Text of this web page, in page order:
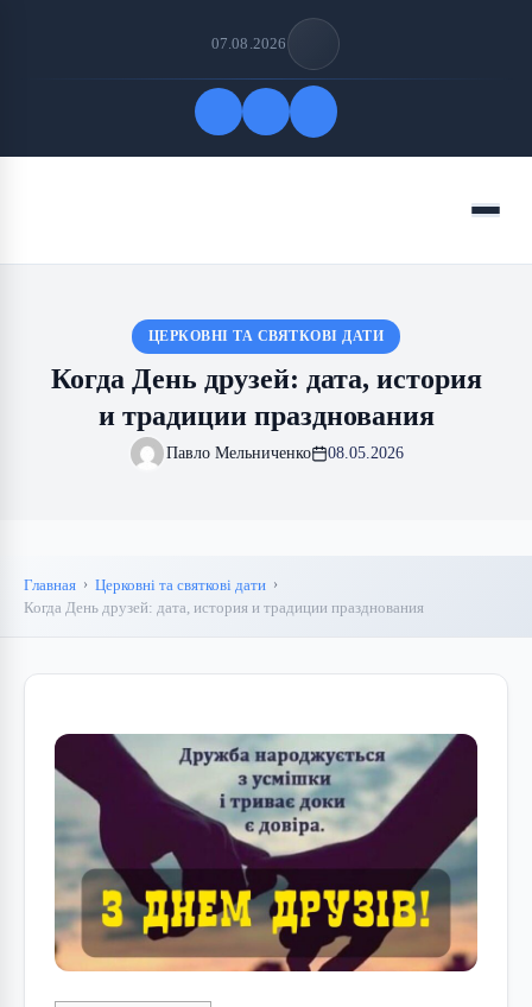
07.08.2026
Меню
ЦЕРКОВНІ ТА СВЯТКОВІ ДАТИ
Когда День друзей: дата, история
и традиции празднования
Павло Мельниченко 08.05.2026
Главная
Церковні та святкові дати
Когда День друзей: дата, история и традиции празднования